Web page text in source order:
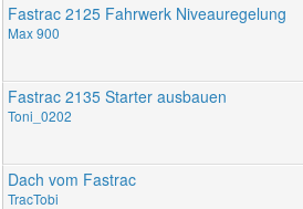
Fastrac 2125 Fahrwerk Niveauregelung
Max 900
Fastrac 2135 Starter ausbauen
Toni_0202
Dach vom Fastrac
TracTobi